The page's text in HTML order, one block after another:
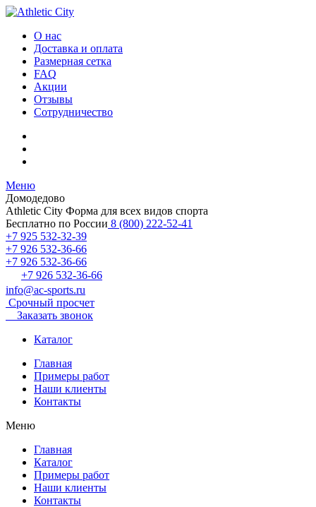
О нас
Доставка и оплата
Размерная сетка
FAQ
Акции
Отзывы
Сотрудничество
Меню
Домодедово
Athletic City Форма для всех видов спорта
Бесплатно по России 8 (800) 222-52-41
+7 925 532-32-39
+7 926 532-36-66
+7 926 532-36-66
+7 926 532-36-66
info@ac-sports.ru
Срочный просчет
Заказать звонок
Каталог
Главная
Примеры работ
Наши клиенты
Контакты
Меню
Главная
Каталог
Примеры работ
Наши клиенты
Контакты